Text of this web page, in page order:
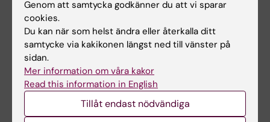
Actigraph
Accelerometri anses vara
’gold standard’ för att mäta
Genom att samtycka godkänner du att vi sparar
cookies.
Du kan när som helst ändra eller återkalla ditt
samtycke via kakikonen längst ned till vänster på
sidan.
Mer information om våra kakor
Read this information in English
Tillåt endast nödvändiga